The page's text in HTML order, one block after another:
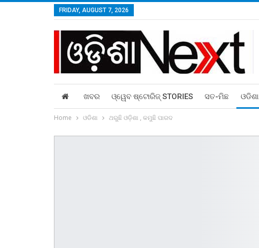
FRIDAY, AUGUST 7, 2026
ଖବର ଓ୍ୱେବ ଷ୍ଟୋରିଜ୍‌ STORIES ସତ-ମିଛ ଓଡିଶା
Home ଓଡିଶା ଥରୁଛି ଓଡ଼ିଶା , କମୁଛି ପାରଦ